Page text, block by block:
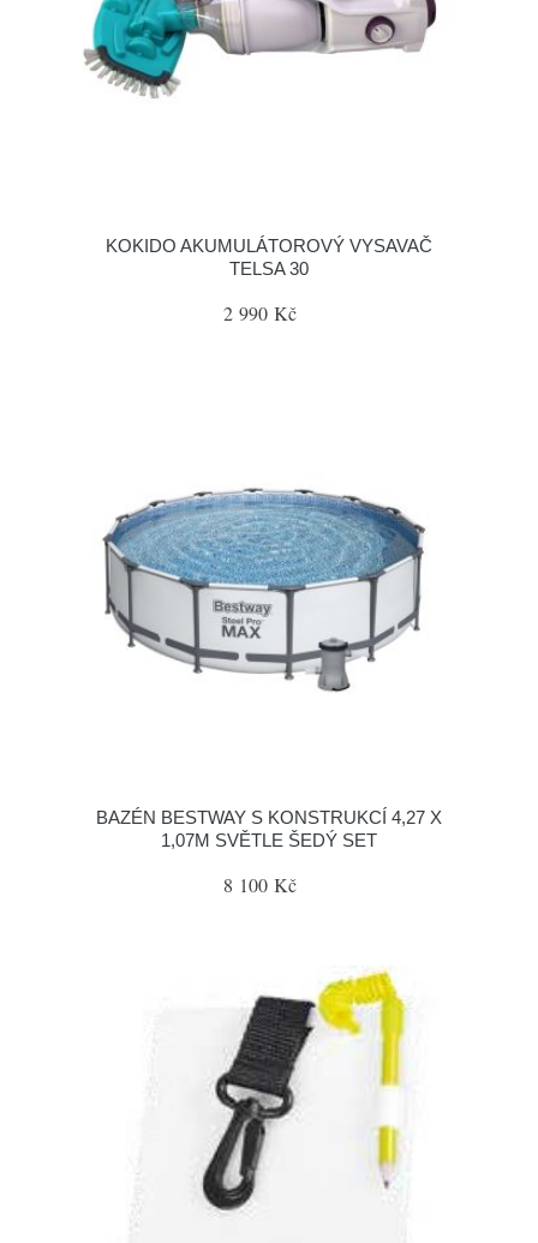
KOKIDO AKUMULÁTOROVÝ VYSAVAČ
TELSA 30
2 990 Kč
BAZÉN BESTWAY S KONSTRUKCÍ 4,27 X
1,07M SVĚTLE ŠEDÝ SET
8 100 Kč